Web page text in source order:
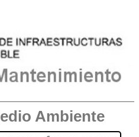
Ambiente